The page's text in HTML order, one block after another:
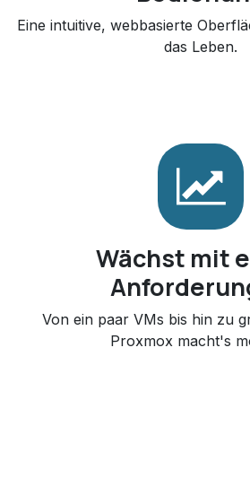
Eine intuitive, webbasierte
das Leben.
Wächst mit
Von ein paar VMs bis hin zu
Proxmox macht's